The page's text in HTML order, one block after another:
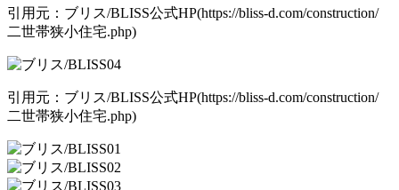
引用元：ブリス/BLISS公式HP(https://bliss-d.com/construction/
二世帯狭小住宅.php)
引用元：ブリス/BLISS公式HP(https://bliss-d.com/construction/
二世帯狭小住宅.php)